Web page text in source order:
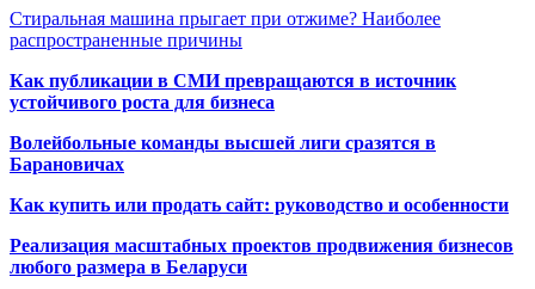
Стиральная машина прыгает при отжиме? Наиболее
распространенные причины
Как публикации в СМИ превращаются в источник
устойчивого роста для бизнеса
Волейбольные команды высшей лиги сразятся в
Барановичах
Как купить или продать сайт: руководство и особенности
Реализация масштабных проектов продвижения бизнесов
любого размера в Беларуси